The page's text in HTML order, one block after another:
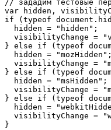
// зададим тестовые
var hidden,
if (typeof
  hidden = "hidden";
visibilityChange =
} else if (typeof
  hidden = "mozHidden";
visibilityChange =
} else if (typeof
  hidden = "msHidden";
visibilityChange =
} else if (typeof
hidden =
visibilityChange =
}